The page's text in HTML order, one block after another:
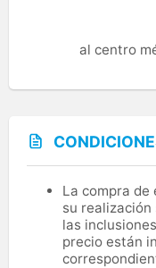
al centro
La compra de
su realización
las
precio están